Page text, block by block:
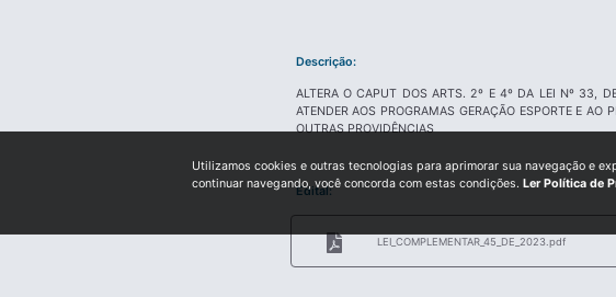
Descrição:
ALTERA O CAPUT DOS ARTS. 2º E 4º DA LEI Nº 33,
ATENDER AOS PROGRAMAS GERAÇÃO ESPORTE E
OUTRAS PROVIDÊNCIAS
Edital:
LEI_COMPLEMENTAR_45_DE_2023.pdf
Utilizamos cookies e outras tecnologias para aprimorar sua navegação e
continuar navegando, você concorda com estas condições. Ler Política de